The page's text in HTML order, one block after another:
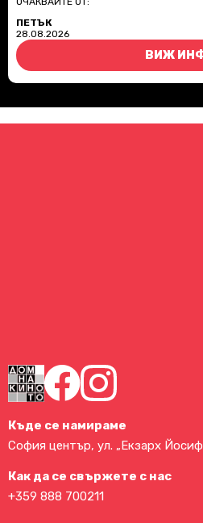
ПЕТЪК
28.08.2026
ВИЖ
Къде се намираме
София център, ул. „Екзарх
Как да се свържете с нас
+359 888 700211